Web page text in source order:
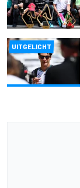
UITGELICHT